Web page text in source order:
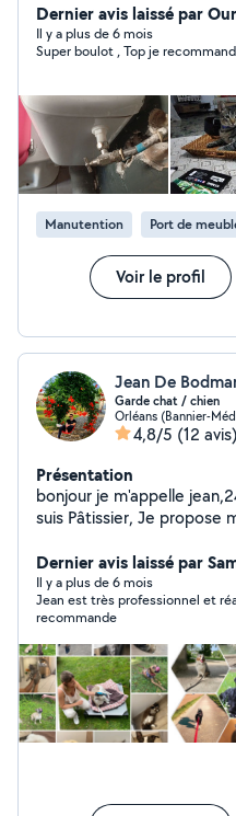
Dernier avis laissé par
Il y a plus de 6 mois
Super boulot , Top je
Manutention Port de
Voir le profil
Jean De
Garde chat / chien
Orléans (Bannier-
4,8/5 (12 avis)
Présentation
bonjour je m'appelle jean,24 ans
suis Pâtissier, Je propose
aider! Principalement de la
manutention, déménagement Toujours satisfait de
services vous verrez par
Dernier avis laissé par
Il y a plus de 6 mois
Jean est très professionnel et
recommande